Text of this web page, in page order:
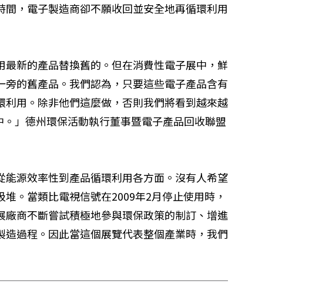
，電子製造商卻不願收回並安全地再循環利用
最新的產品替換舊的。但在消費性電子展中，鮮
的舊產品。我們認為，只要這些電子產品含有
用。除非他們這麼做，否則我們將看到越來越
」德州環保活動執行董事暨電子產品回收聯盟
能源效率性到產品循環利用各方面。沒有人希望
。當類比電視信號在2009年2月停止使用時，
商不斷嘗試積極地參與環保政策的制訂、增進
過程。因此當這個展覽代表整個產業時，我們